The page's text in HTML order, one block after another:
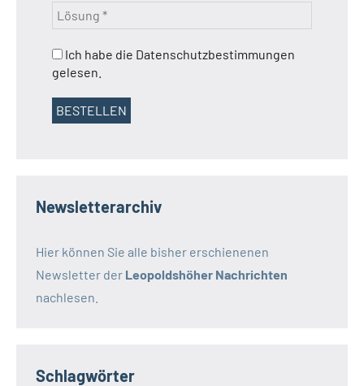
Ich habe die Datenschutzbestimmungen
gelesen.
Newsletterarchiv
Hier können Sie alle bisher erschienenen
Newsletter der Leopoldshöher Nachrichten
nachlesen.
Schlagwörter